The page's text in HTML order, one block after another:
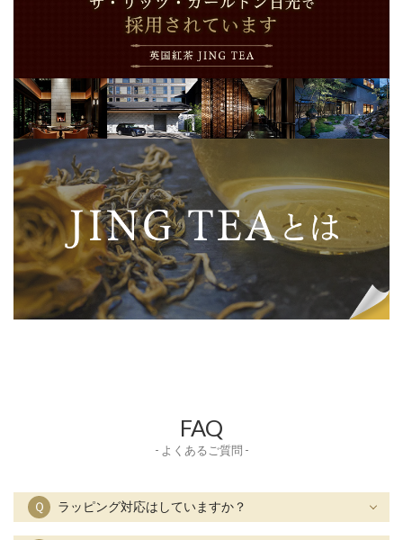
FAQ
- よくあるご質問 -
Ｑ ラッピング対応はしていますか？